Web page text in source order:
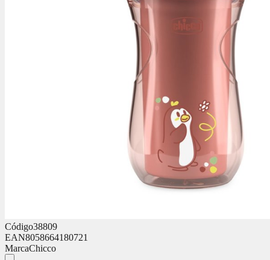
Código38809
EAN8058664180721
MarcaChicco